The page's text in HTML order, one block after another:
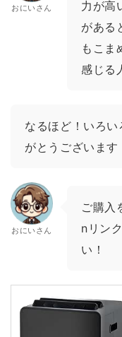
おにいさん
力が高
がある
もこま
感じる
なるほど！いろい
がとうございます
おにいさん
ご購入
nリン
い！